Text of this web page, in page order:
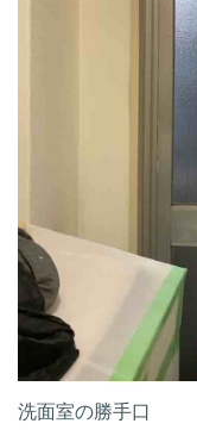
洗面室の勝手口